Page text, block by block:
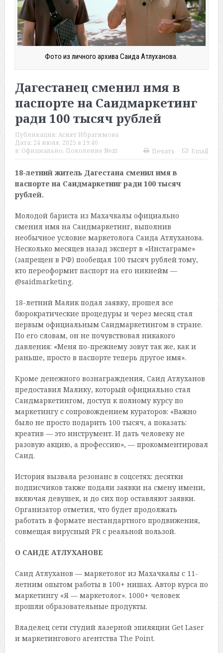
Фото из личного архива Саида Атлуханова.
Дагестанец сменил имя в
паспорте на Саидмаркетинг
ради 100 тысяч рублей
Публикация: Асият Ибрагимова
Дата: 24 июля, 2025 в 19:40
в: Официально, Поколение Next Печать Email
18-летний житель Дагестана сменил имя в
паспорте на Саидмаркетинг ради 100 тысяч
рублей.
Молодой бариста из Махачкалы официально
сменил имя на Саидмаркетинг, выполнив
необычное условие маркетолога Саида Атлуханова.
Несколько месяцев назад эксперт в «Инстаграме»
(запрещен в РФ) пообещал 100 тысяч рублей тому,
кто переоформит паспорт на его никнейм —
@saidmarketing.
18-летний Малик подал заявку, прошел все
бюрократические процедуры и через месяц стал
первым официальным Саидмаркетингом в стране.
По его словам, он не почувствовал никакого
давления: «Меня по-прежнему зовут так же, как и
раньше, просто в паспорте теперь другое имя».
Кроме денежного вознаграждения, Саид Атлуханов
предоставил Малику, который официально стал
Саидмаркетингом, доступ к полному курсу по
маркетингу с сопровождением кураторов: «Важно
было не просто подарить 100 тысяч, а показать:
креатив — это инструмент. И дать человеку не
разовую акцию, а профессию», — прокомментировал
Саид.
История вызвала резонанс в соцсетях: десятки
подписчиков также подали заявки на смену имени,
включая девушек, и до сих пор оставляют заявки.
Организатор отметил, что будет продолжать
работать в формате нестандартного продвижения,
совмещая вирусный PR с реальной пользой.
О САИДЕ АТЛУХАНОВЕ
Саид Атлуханов — маркетолог из Махачкалы с 11-
летним опытом работы в 100+ нишах. Автор курса по
маркетингу «Я — маркетолог». 1000+ человек
прошли образовательные продукты.
Владелец сети студий лазерной эпиляции Get Laser
и маркетингового агентства The Point.